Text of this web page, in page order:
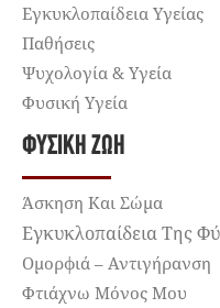
Εγκυκλοπαίδεια Υγείας
Παθήσεις
Ψυχολογία & Υγεία
Φυσική Υγεία
ΦΥΣΙΚΉ ΖΩΉ
Άσκηση Και Σώμα
Εγκυκλοπαίδεια Της
Ομορφιά – Αντιγήρανση
Φτιάχνω Μόνος Μου